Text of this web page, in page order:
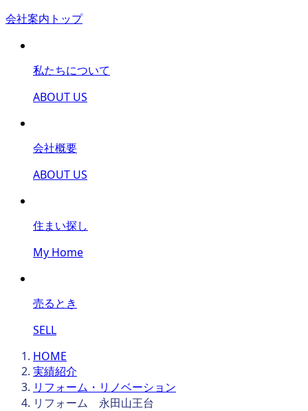
会社案内トップ
私たちについて
ABOUT US
会社概要
ABOUT US
住まい探し
My Home
売るとき
SELL
HOME
実績紹介
リフォーム・リノベーション
リフォーム 永田山王台